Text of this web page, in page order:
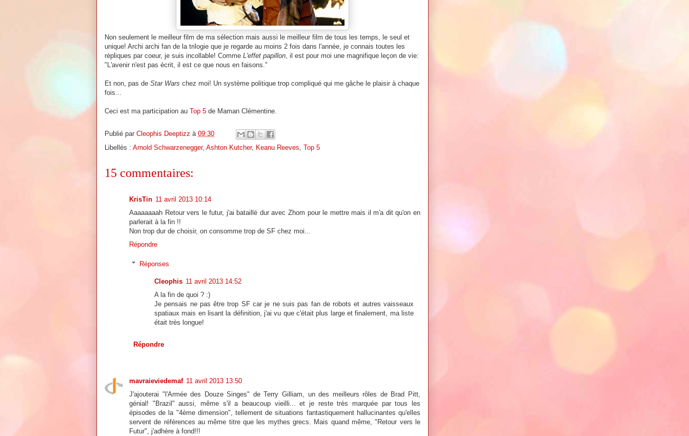
Non seulement le meilleur film de ma sélection mais aussi le meilleur film de tous les temps, le seul et
unique! Archi archi fan de la trilogie que je regarde au moins 2 fois dans l'année, je connais toutes les
répliques par coeur, je suis incollable! Comme L'effet papillon , il est pour moi une magnifique leçon de vie:
"L'avenir n'est pas écrit, il est ce que nous en faisons."
Et non, pas de Star Wars chez moi! Un système politique trop compliqué qui me gâche le plaisir à chaque
fois...
Ceci est ma participation au Top 5 de Maman Clémentine.
Publié par Cleophis Deeptizz à 09:30
Libellés : Arnold Schwarzenegger, Ashton Kutcher, Keanu Reeves Top 5
15 commentaires:
KrisTin 11 avril 2013 10:14
Aaaaaaaah Retour vers le futur, j'ai bataillé dur avec Zhom pour le mettre mais il m'a dit qu'on en
parlerait à la fin !!
Non trop dur de choisir, on consomme trop de SF chez moi...
Répondre
Réponses
Cleophis 11 avril 2013 14:52
A la fin de quoi ? :)
Je pensais ne pas être trop SF car je ne suis pas fan de robots et autres vaisseaux
spatiaux mais en lisant la définition, j'ai vu que c'était plus large et finalement, ma liste
était très longue!
Répondre
mavraieviedemaf 11 avril 2013 13:50
J'ajouterai "l'Armée des Douze Singes" de Terry Gilliam, un des meilleurs rôles de Brad Pitt,
génial! "Brazil" aussi, même s'il a beaucoup vieilli... et je reste très marquée par tous les
épisodes de la "4ème dimension", tellement de situations fantastiquement hallucinantes qu'elles
servent de références au même titre que les mythes grecs. Mais quand même, "Retour vers le
Futur", j'adhère à fond!!!